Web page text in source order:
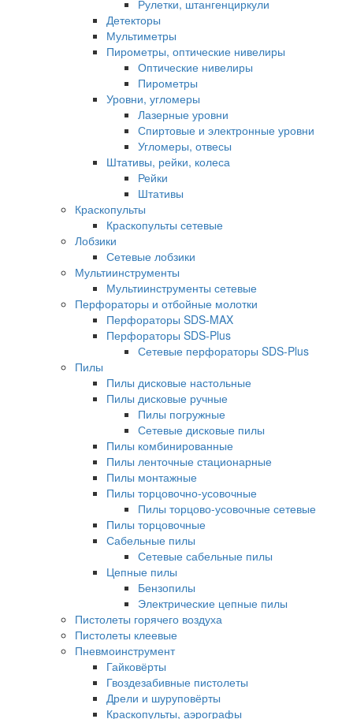
Рулетки, штангенциркули
Детекторы
Мультиметры
Пирометры, оптические нивелиры
Оптические нивелиры
Пирометры
Уровни, угломеры
Лазерные уровни
Спиртовые и электронные уровни
Угломеры, отвесы
Штативы, рейки, колеса
Рейки
Штативы
Краскопульты
Краскопульты сетевые
Лобзики
Сетевые лобзики
Мультиинструменты
Мультиинструменты сетевые
Перфораторы и отбойные молотки
Перфораторы SDS-MAX
Перфораторы SDS-Plus
Сетевые перфораторы SDS-Plus
Пилы
Пилы дисковые настольные
Пилы дисковые ручные
Пилы погружные
Сетевые дисковые пилы
Пилы комбинированные
Пилы ленточные стационарные
Пилы монтажные
Пилы торцовочно-усовочные
Пилы торцово-усовочные сетевые
Пилы торцовочные
Сабельные пилы
Сетевые сабельные пилы
Цепные пилы
Бензопилы
Электрические цепные пилы
Пистолеты горячего воздуха
Пистолеты клеевые
Пневмоинструмент
Гайковёрты
Гвоздезабивные пистолеты
Дрели и шуруповёрты
Краскопульты, аэрографы